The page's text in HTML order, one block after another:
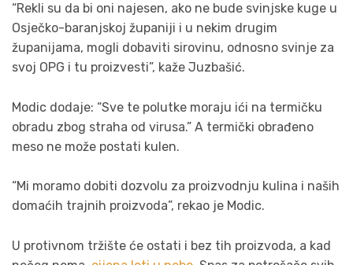
“Rekli su da bi oni najesen, ako ne bude svinjske kuge u
Osječko-baranjskoj županiji i u nekim drugim
županijama, mogli dobaviti sirovinu, odnosno svinje za
svoj OPG i tu proizvesti”, kaže Juzbašić.
Modic dodaje: “Sve te polutke moraju ići na termičku
obradu zbog straha od virusa.” A termički obrađeno
meso ne može postati kulen.
“Mi moramo dobiti dozvolu za proizvodnju kulina i naših
domaćih trajnih proizvoda”, rekao je Modic.
U protivnom tržište će ostati i bez tih proizvoda, a kad